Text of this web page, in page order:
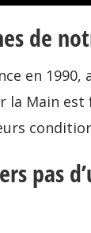
de
en 1990,
la Main
pas